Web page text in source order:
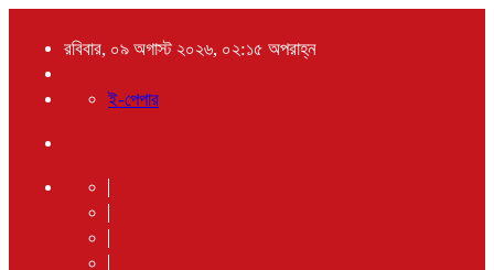
রবিবার, ০৯ অগাস্ট ২০২৬, ০২:১৫ অপরাহ্ন
ই-পেপার